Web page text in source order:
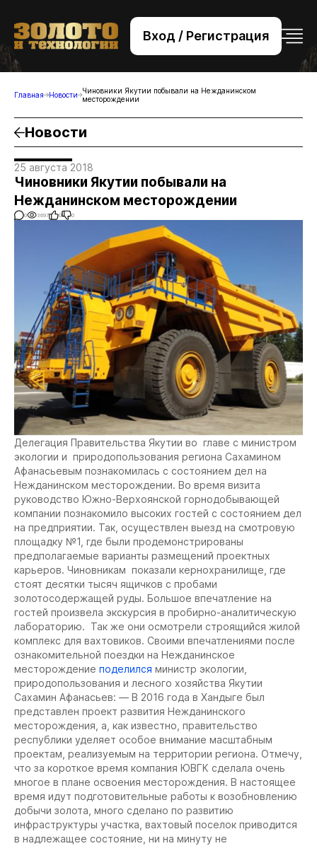
Вход / Регистрация
+7 (495) 221-76-32
bsv@zolteh.ru
Главная Новости
Чиновники Якутии побывали на Нежданинском
месторождении
Новости
25 августа 2018
Чиновники Якутии побывали на
Нежданинском месторождении
0 3697 0 0
Делегация Правительства Якутии во главе с министром
экологии и природопользования региона Сахамином
Афанасьевым познакомилась с состоянием дел на
Нежданинском месторождении. Во время визита
руководство Южно-Верхоянской горнодобывающей
компании познакомило высоких гостей с состоянием дел
на предприятии. Так, осуществлен выезд на смотровую
площадку №1, где были продемонстрированы
предполагаемые варианты размещений проектных
карьеров. Чиновникам показали кернохранилище, где
стоят десятки тысяч ящичков с пробами
золотосодержащей руды. Большое впечатление на
гостей произвела экскурсия в пробирно-аналитическую
лабораторию. Так же они осмотрели строящийся жилой
комплекс для вахтовиков. Своими впечатлениями после
ознакомительной поездки на Нежданинское
месторождение поделился министр экологии,
природопользования и лесного хозяйства Якутии
Сахамин Афанасьев: — В 2016 года в Хандыге был
представлен проект развития Нежданинского
месторождения, а, как известно, правительство
республики уделяет особое внимание масштабным
проектам, реализуемым на территории региона. Отмечу,
что за короткое время компания ЮВГК сделала очень
многое в плане освоения месторождения. В настоящее
время идут подготовительные работы к возобновлению
добычи золота, много сделано по развитию
инфраструктуры участка, вахтовый поселок приводится
в надлежащее состояние, ни на минуту не